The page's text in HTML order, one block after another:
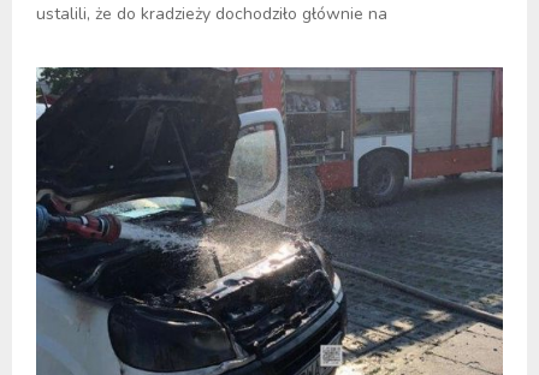
ustalili, że do kradzieży dochodziło głównie na